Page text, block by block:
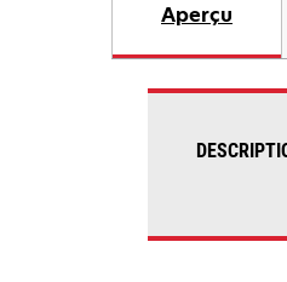
Aperçu